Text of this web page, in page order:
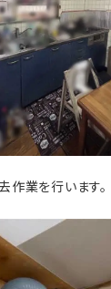
作業を行います。